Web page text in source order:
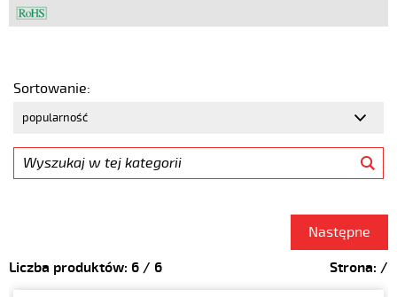
Sortowanie:
Następne
Liczba produktów: 6 / 6 Strona: /